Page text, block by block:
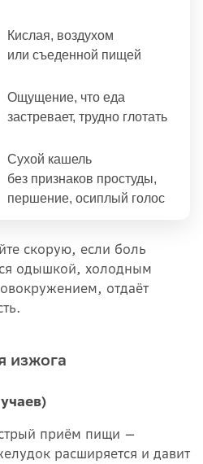
Кислая, воздухом
или съеденной пищей
Ощущение, что еда
застревает, трудно глотать
Сухой кашель
без признаков простуды,
першение, осиплый голос
скорую, если боль
одышкой, холодным
отдаёт
изжога
приём пищи —
расширяется и давит